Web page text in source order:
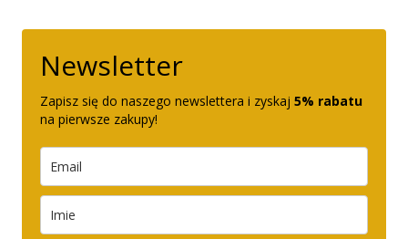
Newsletter
Zapisz się do naszego newslettera i zyskaj 5% rabatu
na pierwsze zakupy!